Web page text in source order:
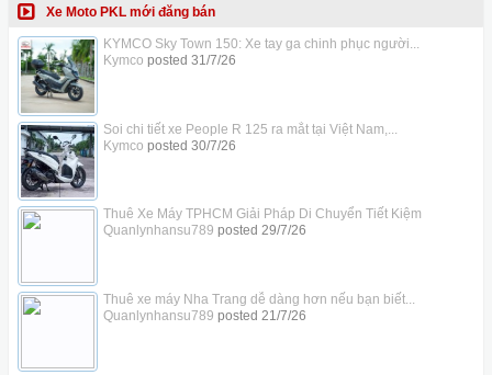
Xe Moto PKL mới đăng bán
KYMCO Sky Town 150: Xe tay ga chinh phục người...
Kymco posted 31/7/26
Soi chi tiết xe People R 125 ra mắt tại Việt Nam,...
Kymco posted 30/7/26
Thuê Xe Máy TPHCM Giải Pháp Di Chuyển Tiết Kiệm
Quanlynhansu789 posted 29/7/26
Thuê xe máy Nha Trang dễ dàng hơn nếu bạn biết...
Quanlynhansu789 posted 21/7/26